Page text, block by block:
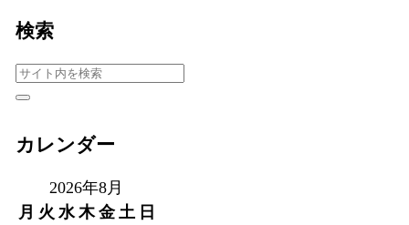
検索
カレンダー
2026年8月
月 火 水 木 金 土 日